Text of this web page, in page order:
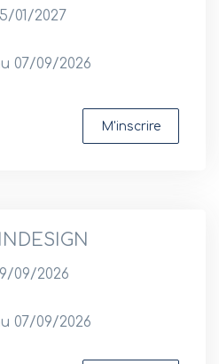
01/2027
07/09/2026
M'inscrire
09/2026
07/09/2026